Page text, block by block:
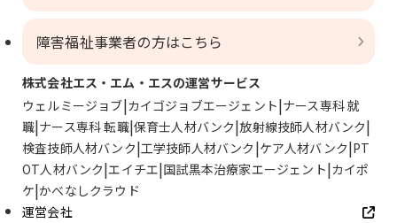
障害福祉事業者の方はこちら
株式会社エス・エム・エスの運営サービス
ウェルミージョブ カイゴジョブエージェント ナース専科 就
職 ナース専科 転職 保育士人材バンク 放射線技師人材バンク
検査技師人材バンク 工学技師人材バンク ケア人材バンク PT
OT人材バンク エイチエ 国試黒本治療家エージェント カイポ
ケ かべなしクラウド
運営会社